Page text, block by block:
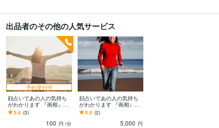
出品者のその他の人気サービス
予約受付中
顔占いであの人の気持ち
がわかります 『画相』に
出てるサインを知って生
きる参考にしてみません
5.0 (3)
100 円 /分
顔占いであの人の気持ち
がわかります 『画相』に
出てるサインを知って生
きる参考にしてみません
5.0 (2)
5,000 円